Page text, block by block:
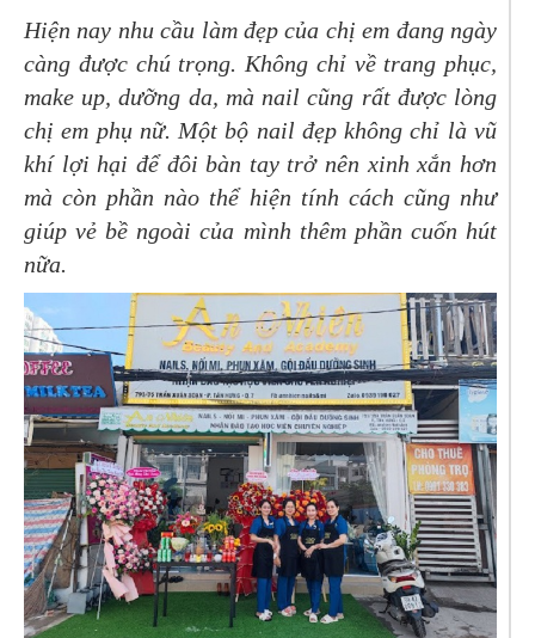
Hiện nay nhu cầu làm đẹp của chị em đang ngày
càng được chú trọng. Không chỉ về trang phục,
make up, dưỡng da, mà nail cũng rất được lòng
chị em phụ nữ. Một bộ nail đẹp không chỉ là vũ
khí lợi hại để đôi bàn tay trở nên xinh xắn hơn
mà còn phần nào thể hiện tính cách cũng như
giúp vẻ bề ngoài của mình thêm phần cuốn hút
nữa.